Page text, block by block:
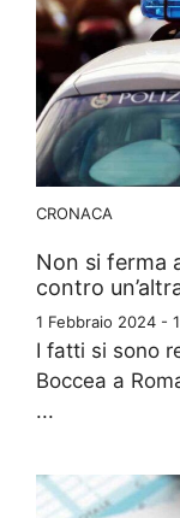
CRONACA
Non si ferma
contro
1 Febbraio 2024 -
I fatti si sono
Boccea a
...